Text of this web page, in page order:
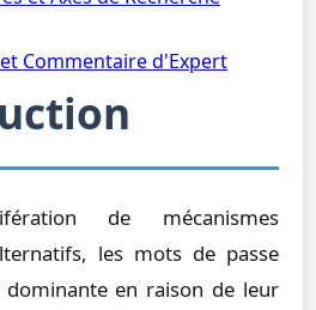
Commentaire d'Expert
de mécanismes
les mots de passe
en raison de leur